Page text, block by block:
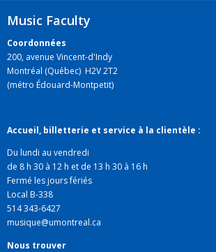
Music Faculty
Coordonnées
200, avenue Vincent-d'Indy
Montréal (Québec) H2V 2T2
(métro Édouard-Montpetit)
Accueil, billetterie et service à la clientèle :
Du lundi au vendredi
de 8 h 30 à 12 h et de 13 h 30 à 16 h
Fermé les jours fériés
Local B-338
514 343-6427
musique@umontreal.ca
Nous trouver